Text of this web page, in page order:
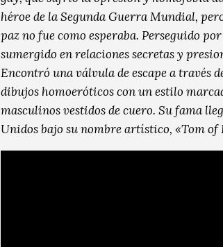
héroe de la Segunda Guerra Mundial,
paz no fue como esperaba. Perseguido
sumergido en relaciones secretas y
Encontró una válvula de escape a través
dibujos homoeróticos con un estilo
masculinos vestidos de cuero. Su fama
Unidos bajo su nombre artístico, «Tom of